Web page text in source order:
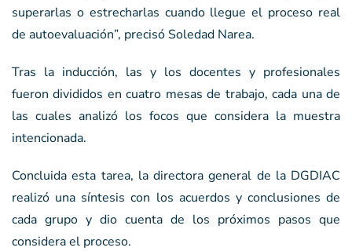
superarlas o estrecharlas cuando llegue el proceso real
de autoevaluación”, precisó Soledad Narea.
Tras la inducción, las y los docentes y profesionales
fueron divididos en cuatro mesas de trabajo, cada una de
las cuales analizó los focos que considera la muestra
intencionada.
Concluida esta tarea, la directora general de la DGDIAC
realizó una síntesis con los acuerdos y conclusiones de
cada grupo y dio cuenta de los próximos pasos que
considera el proceso.